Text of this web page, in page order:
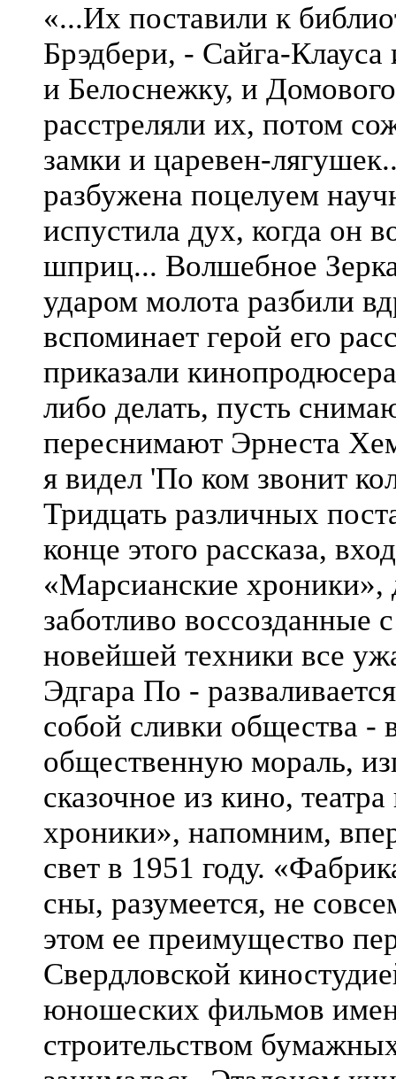
«...Их поставили к
Брэдбери, - Сайга-
и Белоснежку, и
расстреляли их, потом
замки и царевен-
разбужена поцелуем
испустила дух, когда он
шприц... Волшебное
ударом молота разбили
вспоминает герой его
приказали
либо делать, пусть
переснимают Эрнеста
я видел 'По ком звонит
Тридцать различных
конце этого рассказа,
«Марсианские
заботливо воссозданные
новейшей техники все
Эдгара По -
собой сливки общества -
общественную мораль,
сказочное из кино,
хроники», напомним,
свет в 1951 году.
сны, разумеется, не
этом ее преимущество
Свердловской
юношеских фильмов
строительством